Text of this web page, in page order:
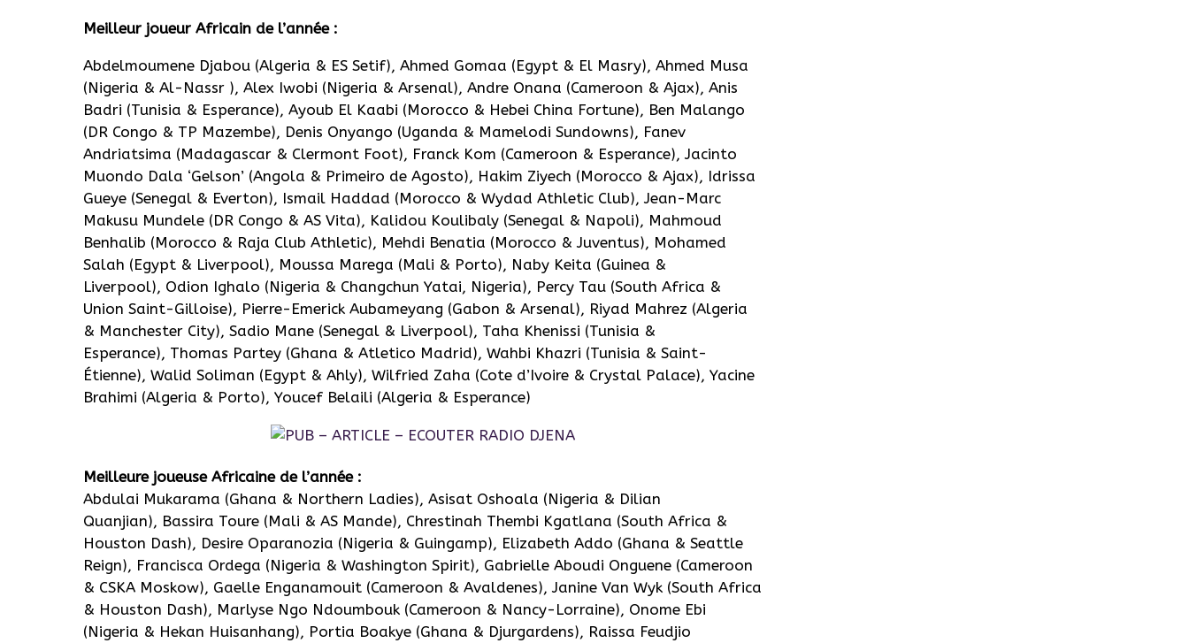
Meilleur joueur Africain de l’année :
Abdelmoumene Djabou (Algeria & ES Setif), Ahmed Gomaa (Egypt & El Masry), Ahmed Musa
(Nigeria & Al-Nassr ), Alex Iwobi (Nigeria & Arsenal), Andre Onana (Cameroon & Ajax), Anis
Badri (Tunisia & Esperance), Ayoub El Kaabi (Morocco & Hebei China Fortune), Ben Malango
(DR Congo & TP Mazembe), Denis Onyango (Uganda & Mamelodi Sundowns), Fanev
Andriatsima (Madagascar & Clermont Foot), Franck Kom (Cameroon & Esperance), Jacinto
Muondo Dala ‘Gelson’ (Angola & Primeiro de Agosto), Hakim Ziyech (Morocco & Ajax), Idrissa
Gueye (Senegal & Everton), Ismail Haddad (Morocco & Wydad Athletic Club), Jean-Marc
Makusu Mundele (DR Congo & AS Vita), Kalidou Koulibaly (Senegal & Napoli), Mahmoud
Benhalib (Morocco & Raja Club Athletic), Mehdi Benatia (Morocco & Juventus), Mohamed
Salah (Egypt & Liverpool), Moussa Marega (Mali & Porto), Naby Keita (Guinea &
Liverpool), Odion Ighalo (Nigeria & Changchun Yatai, Nigeria), Percy Tau (South Africa &
Union Saint-Gilloise), Pierre-Emerick Aubameyang (Gabon & Arsenal), Riyad Mahrez (Algeria
& Manchester City), Sadio Mane (Senegal & Liverpool), Taha Khenissi (Tunisia &
Esperance), Thomas Partey (Ghana & Atletico Madrid), Wahbi Khazri (Tunisia & Saint-
Étienne), Walid Soliman (Egypt & Ahly), Wilfried Zaha (Cote d’Ivoire & Crystal Palace), Yacine
Brahimi (Algeria & Porto), Youcef Belaili (Algeria & Esperance)
Meilleure joueuse Africaine de l’année :
Abdulai Mukarama (Ghana & Northern Ladies), Asisat Oshoala (Nigeria & Dilian
Quanjian), Bassira Toure (Mali & AS Mande), Chrestinah Thembi Kgatlana (South Africa &
Houston Dash), Desire Oparanozia (Nigeria & Guingamp), Elizabeth Addo (Ghana & Seattle
Reign), Francisca Ordega (Nigeria & Washington Spirit), Gabrielle Aboudi Onguene (Cameroon
& CSKA Moskow), Gaelle Enganamouit (Cameroon & Avaldenes), Janine Van Wyk (South Africa
& Houston Dash), Marlyse Ngo Ndoumbouk (Cameroon & Nancy-Lorraine), Onome Ebi
(Nigeria & Hekan Huisanhang), Portia Boakye (Ghana & Djurgardens), Raissa Feudjio